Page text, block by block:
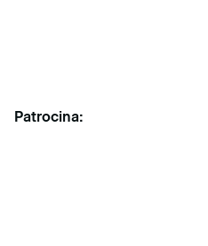
Patrocina: